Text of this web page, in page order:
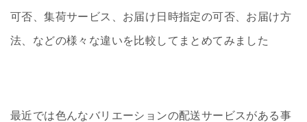
可否、集荷サービス、お届け日時指定の可否、お届け方
法、などの様々な違いを比較してまとめてみました
最近では色んなバリエーションの配送サービスがある事